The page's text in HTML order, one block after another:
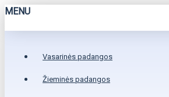
MENU
Vasarinės padangos
Žieminės padangos